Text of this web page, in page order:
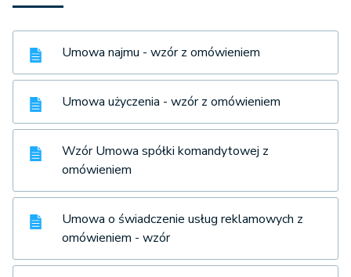
Umowa najmu - wzór z omówieniem
Umowa użyczenia - wzór z omówieniem
Wzór Umowa spółki komandytowej z
omówieniem
Umowa o świadczenie usług reklamowych z
omówieniem - wzór